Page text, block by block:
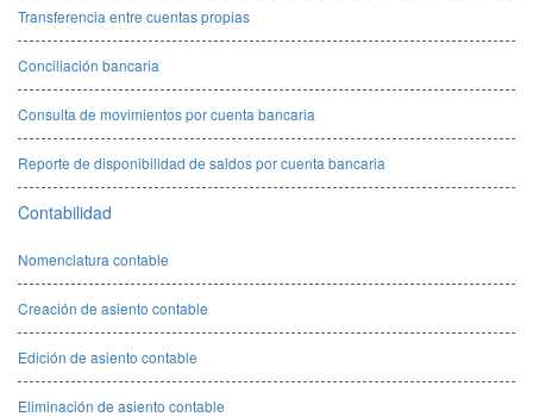
Transferencia entre cuentas propias
Conciliación bancaria
Consulta de movimientos por cuenta bancaria
Reporte de disponibilidad de saldos por cuenta bancaria
Contabilidad
Nomenclatura contable
Creación de asiento contable
Edición de asiento contable
Eliminación de asiento contable